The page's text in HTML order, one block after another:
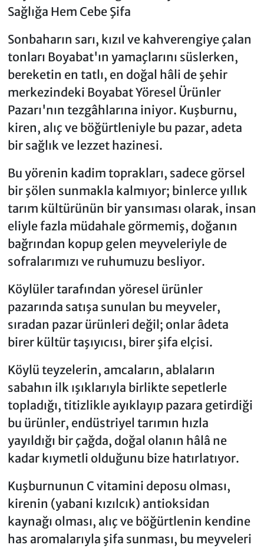
Sağlığa Hem Cebe Şifa
Sonbaharın sarı, kızıl ve kahverengiye çalan
tonları Boyabat'ın yamaçlarını süslerken,
bereketin en tatlı, en doğal hâli de şehir
merkezindeki Boyabat Yöresel Ürünler
Pazarı'nın tezgâhlarına iniyor. Kuşburnu,
kiren, alıç ve böğürtleniyle bu pazar, adeta
bir sağlık ve lezzet hazinesi.
Bu yörenin kadim toprakları, sadece görsel
bir şölen sunmakla kalmıyor; binlerce yıllık
tarım kültürünün bir yansıması olarak, insan
eliyle fazla müdahale görmemiş, doğanın
bağrından kopup gelen meyveleriyle de
sofralarımızı ve ruhumuzu besliyor.
Köylüler tarafından yöresel ürünler
pazarında satışa sunulan bu meyveler,
sıradan pazar ürünleri değil; onlar âdeta
birer kültür taşıyıcısı, birer şifa elçisi.
Köylü teyzelerin, amcaların, ablaların
sabahın ilk ışıklarıyla birlikte sepetlerle
topladığı, titizlikle ayıklayıp pazara getirdiği
bu ürünler, endüstriyel tarımın hızla
yayıldığı bir çağda, doğal olanın hâlâ ne
kadar kıymetli olduğunu bize hatırlatıyor.
Kuşburnunun C vitamini deposu olması,
kirenin (yabani kızılcık) antioksidan
kaynağı olması, alıç ve böğürtlenin kendine
has aromalarıyla şifa sunması, bu meyveleri